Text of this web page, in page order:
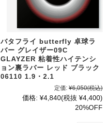
バタフライ butterfly 卓球ラ
バー グレイザー09C
GLAYZER 粘着性ハイテンシ
ョン裏ラバー レッド ブラック
06110 1.9・2.1
定価: ¥6,050(税込)
価格: ¥4,840(税抜 ¥4,400)
20%OFF